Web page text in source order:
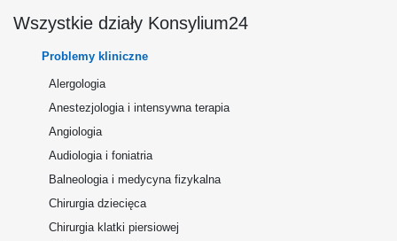
Wszystkie działy Konsylium24
Problemy kliniczne
Alergologia
Anestezjologia i intensywna terapia
Angiologia
Audiologia i foniatria
Balneologia i medycyna fizykalna
Chirurgia dziecięca
Chirurgia klatki piersiowej